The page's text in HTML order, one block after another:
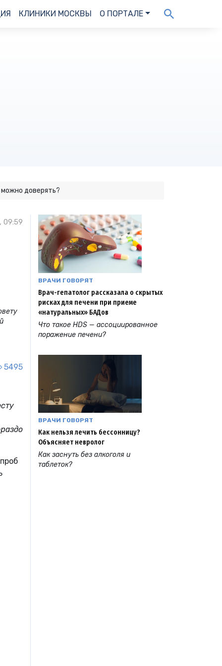
КЛИНИКИ МОСКВЫ О ПОРТАЛЕ
можно доверять?
09:59
5495
ВРАЧИ ГОВОРЯТ
Врач-гепатолог рассказала о скрытых
рисках для печени при приеме
«натуральных» БАДов
Что такое HDS — ассоциированное
поражение печени?
ВРАЧИ ГОВОРЯТ
Как нельзя лечить бессонницу?
Объясняет невролог
Как заснуть без алкоголя и
таблеток?